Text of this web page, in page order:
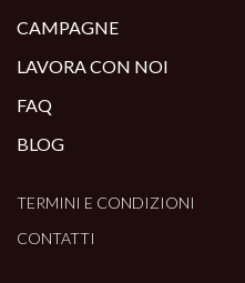
CAMPAGNE
LAVORA CON NOI
FAQ
BLOG
TERMINI E CONDIZIONI
CONTATTI